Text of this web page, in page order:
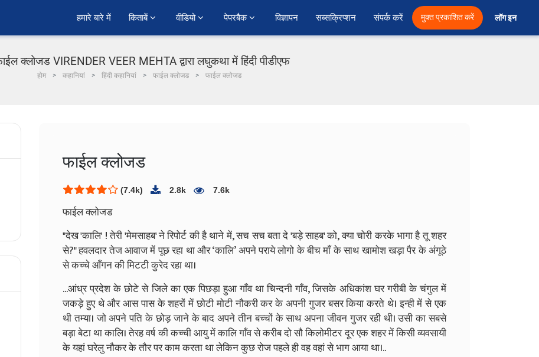
हमारे बारे में किताबें वीडियो पेपरबैक विज्ञापन सब्सक्रिप्शन संपर्क करें मुक्त प्रकाशित करें लॉग इन
क्लोजड VIRENDER VEER MEHTA द्वारा लघुकथा में हिंदी पीडीएफ
होम कहानियां हिंदी कहानियां फाईल क्लोजड फाईल क्लोजड
फाईल क्लोजड
(7.4k) 2.8k 7.6k
फाईल क्लोजड
"देख 'कालि' ! तेरी 'मेमसाहब' ने रिपोर्ट की है थाने में, सच सच बता दे 'बड़े साहब' को, क्या चोरी करके भागा है तू शहर
से?" हवलदार तेज आवाज में पूछ रहा था और ‘कालि’ अपने पराये लोगो के बीच माँ के साथ खामोश खड़ा पैर के अंगूठे
से कच्चे आँगन की मिटटी कुरेद रहा था।
...आंध्र प्रदेश के छोटे से जिले का एक पिछड़ा हुआ गाँव था चिन्दनी गाँव, जिसके अधिकांश घर गरीबी के चंगुल में
जकड़े हुए थे और आस पास के शहरों में छोटी मोटी नौकरी कर के अपनी गुजर बसर किया करते थे। इन्ही में से एक
थी तम्या। जो अपने पति के छोड़ जाने के बाद अपने तीन बच्चों के साथ अपना जीवन गुजर रही थी। उसी का सबसे
बड़ा बेटा था कालि। तेरह वर्ष की कच्ची आयु में कालि गाँव से करीब दो सौ किलोमीटर दूर एक शहर में किसी व्यवसायी
के यहां घरेलु नौकर के तौर पर काम करता था लेकिन कुछ रोज पहले ही वह वहां से भाग आया था।..